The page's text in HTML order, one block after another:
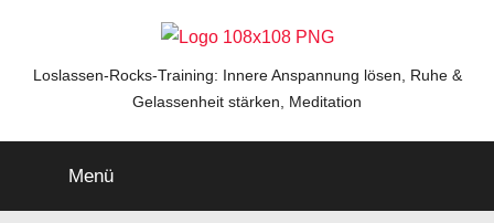
springenLoslassen-
Rocks-
Training
Loslassen-Rocks-Training: Innere Anspannung lösen, Ruhe &
Gelassenheit stärken, Meditation
Menü